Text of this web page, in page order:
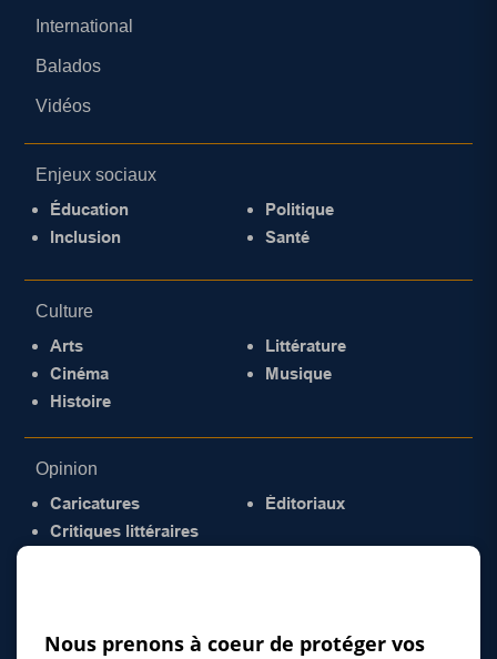
International
Balados
Vidéos
Enjeux sociaux
Éducation
Inclusion
Politique
Santé
Culture
Arts
Cinéma
Histoire
Littérature
Musique
Opinion
Caricatures
Critiques littéraires
Éditoriaux
Nous prenons à coeur de protéger vos